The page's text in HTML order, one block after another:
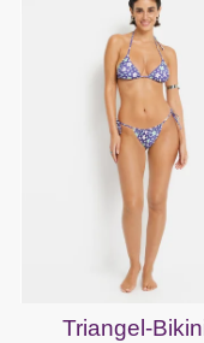
Triangel-